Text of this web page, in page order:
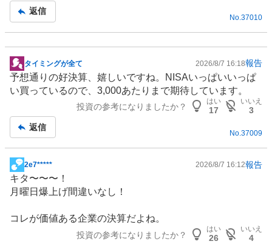
返信
No. 37010
掲
示
板
タイミングが全て 2026/8/7 16:18報告
予想通りの好決算、嬉しいですね。 NISAいっぱいいっぱ
い買っているので、3,000あたりまで期待しています。
投資の参考になりましたか？
はい
17
いいえ
3
返信
No.37009
掲
示
板
事
2e7***** 2026/8/7 16:12報告
キタ〜〜〜！
月曜日爆上げ間違いなし！
コレが価値ある企業の決算だよね。
投資の参考になりましたか？
はい
26
いいえ
4